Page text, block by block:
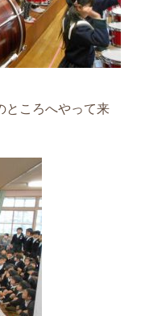
ところへやって来